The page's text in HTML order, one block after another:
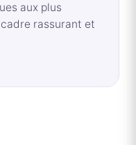
aux plus
rassurant et